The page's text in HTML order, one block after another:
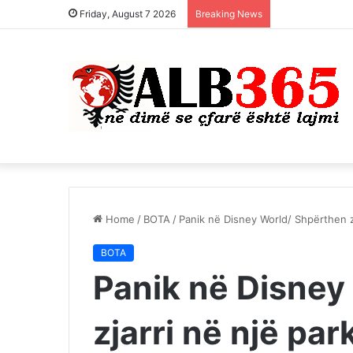
Friday, August 7 2026 Breaking News
Home / BOTA / Panik në Disney World/ Shpërthen
BOTA
Panik në
zjarri në një